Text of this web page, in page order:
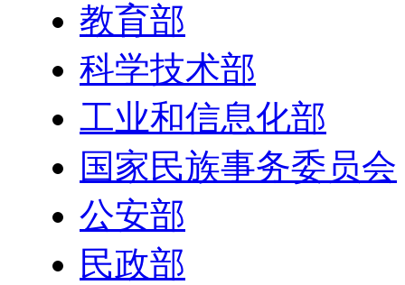
教育部
科学技术部
工业和信息化部
国家民族事务委员会
公安部
民政部